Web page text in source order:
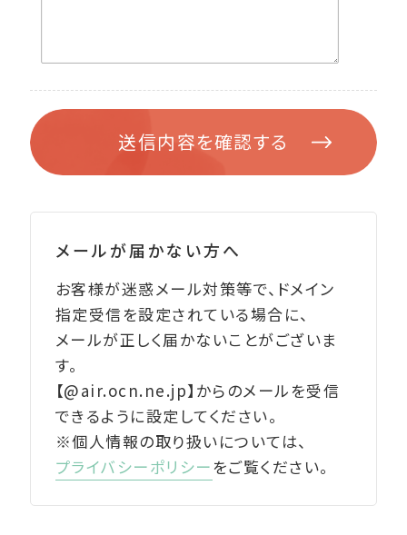
送信内容を確認する
メールが届かない方へ
お客様が迷惑メール対策等で、ドメイン
指定受信を設定されている場合に、
メールが正しく届かないことがございま
す。
【@air.ocn.ne.jp】からのメールを受信
できるように設定してください。
※個人情報の取り扱いについては、
プライバシーポリシーをご覧ください。